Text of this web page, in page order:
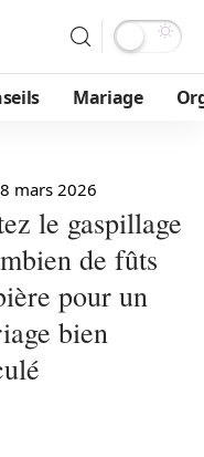
Mariage
mars 2026
le gaspillage
de fûts
pour un
bien